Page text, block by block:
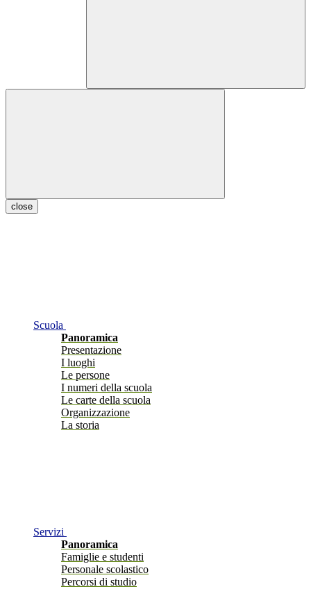
close
Scuola
Panoramica
Presentazione
I luoghi
Le persone
I numeri della scuola
Le carte della scuola
Organizzazione
La storia
Servizi
Panoramica
Famiglie e studenti
Personale scolastico
Percorsi di studio